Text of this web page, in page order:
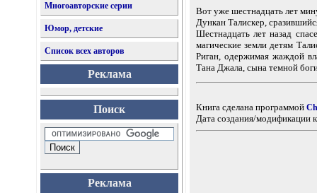
Многоавторские серии
Юмор, детские
Список всех авторов
Реклама
Поиск
Реклама
Вот уже шестнадцать лет
Дункан Талискер,
Шестнадцать лет назад
магические земли детям
Риган, одержимая жаждой
Тана Джала, сына темной
Книга сделана программой
Дата создания/модификации